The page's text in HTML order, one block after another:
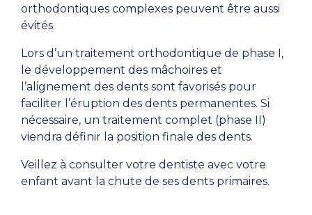
orthodontiques complexes peuvent être aussi
évités.
Lors d’un traitement orthodontique de phase I,
le développement des mâchoires et
l’alignement des dents sont favorisés pour
faciliter l’éruption des dents permanentes. Si
nécessaire, un traitement complet (phase II)
viendra définir la position finale des dents.
Veillez à consulter votre dentiste avec votre
enfant avant la chute de ses dents primaires.